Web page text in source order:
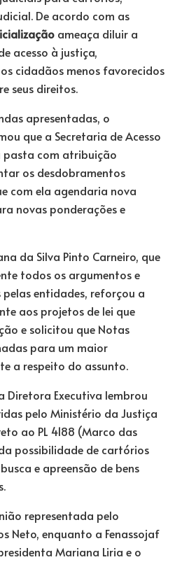
De acordo com as
ameaça diluir a
acesso à justiça,
cidadãos menos favorecidos
seus direitos.
apresentadas, o
que a Secretaria de Acesso
pasta com atribuição
os desdobramentos
com ela agendaria nova
novas ponderações e
da Silva Pinto Carneiro, que
todos os argumentos e
entidades, reforçou a
aos projetos de lei que
e solicitou que Notas
para um maior
a respeito do assunto.
Diretora Executiva lembrou
pelo Ministério da Justiça
ao PL 4188 (Marco das
possibilidade de cartórios
e apreensão de bens
representada pelo
Neto, enquanto a Fenassojaf
Mariana Liria e o